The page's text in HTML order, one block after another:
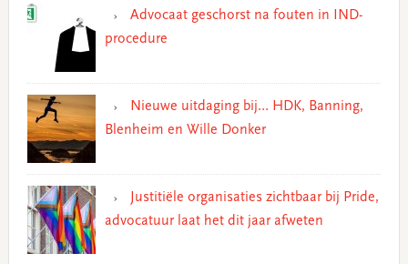
Advocaat geschorst na fouten in IND-
procedure
Nieuwe uitdaging bij… HDK, Banning,
Blenheim en Wille Donker
Justitiële organisaties zichtbaar bij Pride,
advocatuur laat het dit jaar afweten